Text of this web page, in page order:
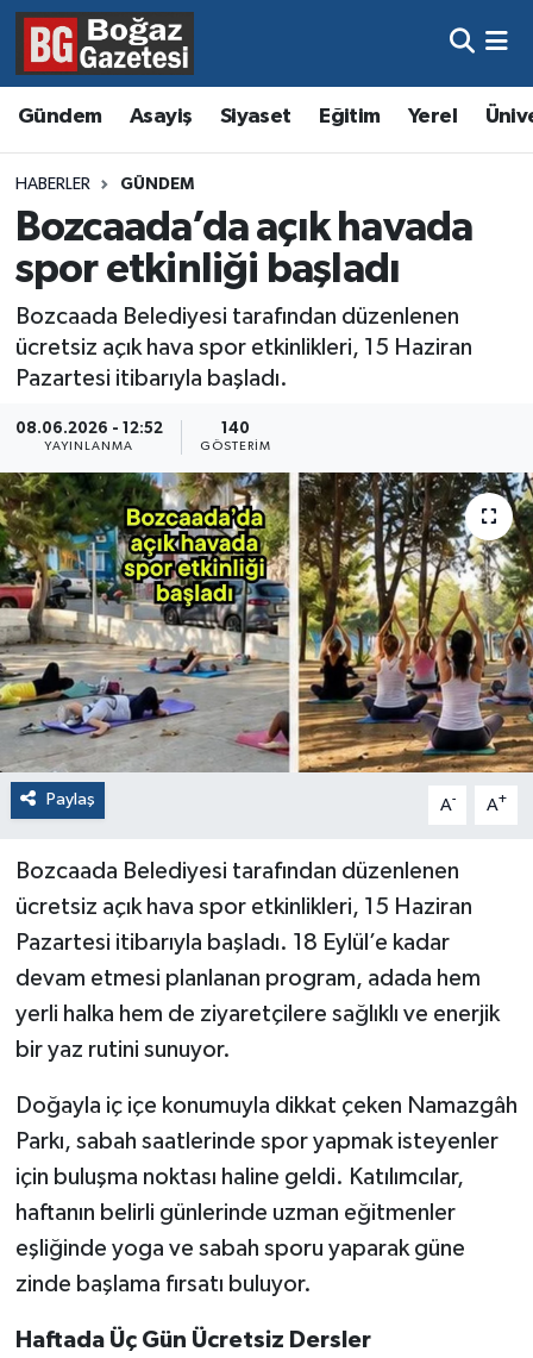
Gündem Asayiş Siyaset Eğitim Yerel
HABERLER GÜNDEM
Bozcaada’da açık havada
spor etkinliği başladı
Bozcaada Belediyesi tarafından düzenlenen
ücretsiz açık hava spor etkinlikleri, 15 Haziran
Pazartesi itibarıyla başladı.
08.06.2026 - 12:52
YAYINLANMA
140
GÖSTERIM
Paylaş A- A+
Bozcaada Belediyesi tarafından düzenlenen
ücretsiz açık hava spor etkinlikleri, 15 Haziran
Pazartesi itibarıyla başladı. 18 Eylül’e kadar
devam etmesi planlanan program, adada hem
yerli halka hem de ziyaretçilere sağlıklı ve enerjik
bir yaz rutini sunuyor.
Doğayla iç içe konumuyla dikkat çeken Namazgâh
Parkı, sabah saatlerinde spor yapmak isteyenler
için buluşma noktası haline geldi. Katılımcılar,
haftanın belirli günlerinde uzman eğitmenler
eşliğinde yoga ve sabah sporu yaparak güne
zinde başlama fırsatı buluyor.
Haftada Üç Gün Ücretsiz Dersler
Asayiş
Eğitim
Gündem
Kültür ve Sanat
Resmi İlanlar
Sağlık
Hava Durumu
Trafik Durumu
Süper Lig Puan Durumu ve Fikstür
Tüm Manşetler
Son Dakika Haberleri
Haber Arşivi